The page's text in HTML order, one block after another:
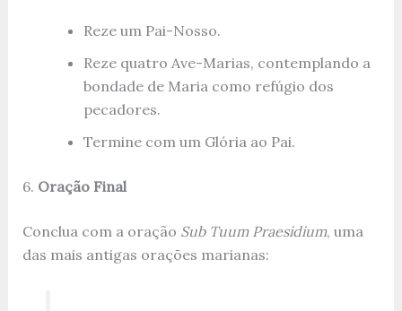
Reze um Pai-Nosso.
Reze quatro Ave-Marias, contemplando a
bondade de Maria como refúgio dos
pecadores.
Termine com um Glória ao Pai.
6. Oração Final
Conclua com a oração Sub Tuum Praesidium, uma
das mais antigas orações marianas: